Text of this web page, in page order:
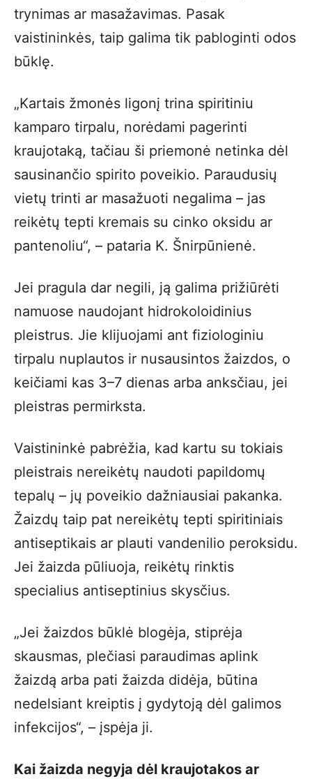
trynimas ar masažavimas. Pasak
vaistininkės, taip galima tik pabloginti odos
būklę.
„Kartais žmonės ligonį trina spiritiniu
kamparo tirpalu, norėdami pagerinti
kraujotaką, tačiau ši priemonė netinka dėl
sausinančio spirito poveikio. Paraudusių
vietų trinti ar masažuoti negalima – jas
reikėtų tepti kremais su cinko oksidu ar
pantenoliu“, – pataria K. Šnirpūnienė.
Jei pragula dar negili, ją galima prižiūrėti
namuose naudojant hidrokoloidinius
pleistrus. Jie klijuojami ant fiziologiniu
tirpalu nuplautos ir nusausintos žaizdos, o
keičiami kas 3–7 dienas arba anksčiau, jei
pleistras permirksta.
Vaistininkė pabrėžia, kad kartu su tokiais
pleistrais nereikėtų naudoti papildomų
tepalų – jų poveikio dažniausiai pakanka.
Žaizdų taip pat nereikėtų tepti spiritiniais
antiseptikais ar plauti vandenilio peroksidu.
Jei žaizda pūliuoja, reikėtų rinktis
specialius antiseptinius skysčius.
„Jei žaizdos būklė blogėja, stiprėja
skausmas, plečiasi paraudimas aplink
žaizdą arba pati žaizda didėja, būtina
nedelsiant kreiptis į gydytoją dėl galimos
infekcijos“, – įspėja ji.
Kai žaizda negyja dėl kraujotakos ar